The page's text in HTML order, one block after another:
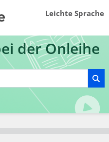
Leichte Sprache
der Onleihe